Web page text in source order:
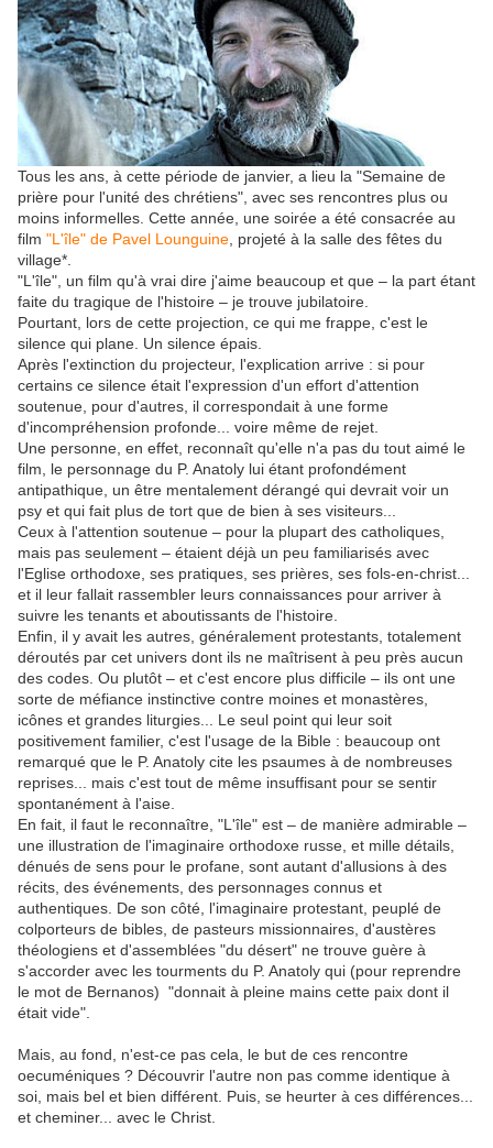
Tous les ans, à cette période de janvier, a lieu la "Semaine de
prière pour l'unité des chrétiens", avec ses rencontres plus ou
moins informelles. Cette année, une soirée a été consacrée au
film "L'île" de Pavel Lounguine , projeté à la salle des fêtes du
village*.
"L'île", un film qu'à vrai dire j'aime beaucoup et que – la part étant
faite du tragique de l'histoire – je trouve jubilatoire.
Pourtant, lors de cette projection, ce qui me frappe, c'est le
silence qui plane. Un silence épais.
Après l'extinction du projecteur, l'explication arrive : si pour
certains ce silence était l'expression d'un effort d'attention
soutenue, pour d'autres, il correspondait à une forme
d'incompréhension profonde... voire même de rejet.
Une personne, en effet, reconnaît qu'elle n'a pas du tout aimé le
film, le personnage du P. Anatoly lui étant profondément
antipathique, un être mentalement dérangé qui devrait voir un
psy et qui fait plus de tort que de bien à ses visiteurs...
Ceux à l'attention soutenue – pour la plupart des catholiques,
mais pas seulement – étaient déjà un peu familiarisés avec
l'Eglise orthodoxe, ses pratiques, ses prières, ses fols-en-christ...
et il leur fallait rassembler leurs connaissances pour arriver à
suivre les tenants et aboutissants de l'histoire.
Enfin, il y avait les autres, généralement protestants, totalement
déroutés par cet univers dont ils ne maîtrisent à peu près aucun
des codes. Ou plutôt – et c'est encore plus difficile – ils ont une
sorte de méfiance instinctive contre moines et monastères,
icônes et grandes liturgies... Le seul point qui leur soit
positivement familier, c'est l'usage de la Bible : beaucoup ont
remarqué que le P. Anatoly cite les psaumes à de nombreuses
reprises... mais c'est tout de même insuffisant pour se sentir
spontanément à l'aise.
En fait, il faut le reconnaître, "L'île" est – de manière admirable –
une illustration de l'imaginaire orthodoxe russe, et mille détails,
dénués de sens pour le profane, sont autant d'allusions à des
récits, des événements, des personnages connus et
authentiques. De son côté, l'imaginaire protestant, peuplé de
colporteurs de bibles, de pasteurs missionnaires, d'austères
théologiens et d'assemblées "du désert" ne trouve guère à
s'accorder avec les tourments du P. Anatoly qui (pour reprendre
le mot de Bernanos) "donnait à pleine mains cette paix dont il
était vide".
Mais, au fond, n'est-ce pas cela, le but de ces rencontre
oecuméniques ? Découvrir l'autre non pas comme identique à
soi, mais bel et bien différent. Puis, se heurter à ces différences...
et cheminer... avec le Christ.